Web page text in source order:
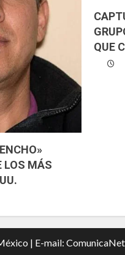
LOS MÁS
QUE
| E-mail: